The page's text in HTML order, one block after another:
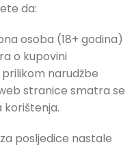
da:
osoba (18+ godina)
o kupovini
narudžbe
stranice smatra se
korištenja.
posljedice nastale